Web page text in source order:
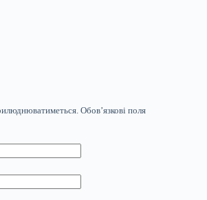
Обов’язкові поля